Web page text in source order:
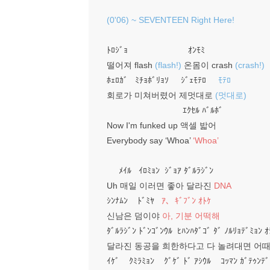
(0'06) ~ SEVENTEEN Right Here!
ﾄﾛｼﾞｮ ｵﾝﾓﾐ
떨어져 flash (flash!) 온몸이 crash (crash!)
ﾎｪﾛｶﾞ ﾐﾁｮﾎﾞﾘｮｿ ｼﾞｪﾓﾃﾛ ﾓﾃﾛ
회로가 미쳐버렸어 제멋대로 (멋대로)
ｴｸｾﾙ ﾊﾞﾙﾎﾞ
Now I'm funked up 액셀 밟어
Everybody say ‘Whoa’ ‘Whoa’
ﾒｲﾙ ｲﾛﾐｮﾝ ｼﾞｮｱ ﾀﾞﾙﾗｼﾞﾝ
Uh 매일 이러면 좋아 달라진 DNA
ｼﾝﾅﾑﾝ ﾄﾞﾐﾔ ｱ､ ｷﾞﾌﾞﾝ ｵﾄｹ
신남은 덤이야 아, 기분 어떡해
ﾀﾞﾙﾗｼﾞﾝ ﾄﾞﾝｺﾞﾝｳﾙ ﾋﾊﾝﾊﾀﾞｺﾞ ﾀﾞ ﾉﾙﾘｮﾃﾞﾐｮﾝ
달라진 동공을 희한하다고 다 놀려대면 어때
ｲｹﾞ ｸﾐﾗﾐｮﾝ ｸﾞｹﾞ ﾄﾞ ｱｼｳﾙ ｺｯﾏﾝ ｶﾞﾃｩﾝﾃﾞ